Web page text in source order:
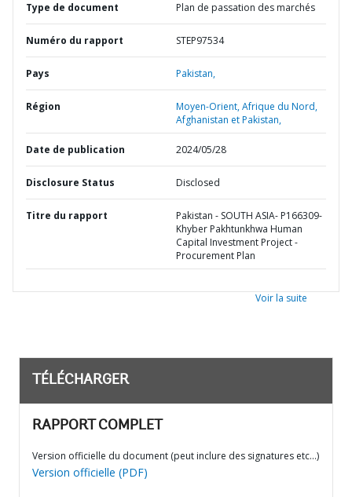
Type de document Plan de passation des marchés
Numéro du rapport STEP97534
Pays Pakistan,
Région
Moyen-Orient, Afrique du Nord,
Afghanistan et Pakistan,
Date de publication 2024/05/28
Disclosure Status Disclosed
Titre du rapport
Pakistan - SOUTH ASIA- P166309-
Khyber Pakhtunkhwa Human
Capital Investment Project -
Procurement Plan
Voir la suite
TÉLÉCHARGER
RAPPORT COMPLET
Version officielle du document (peut inclure des signatures etc…)
Version officielle (PDF)